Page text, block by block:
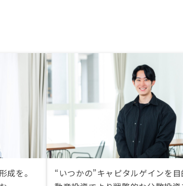
成を。
“いつかの”キャピタルゲインを